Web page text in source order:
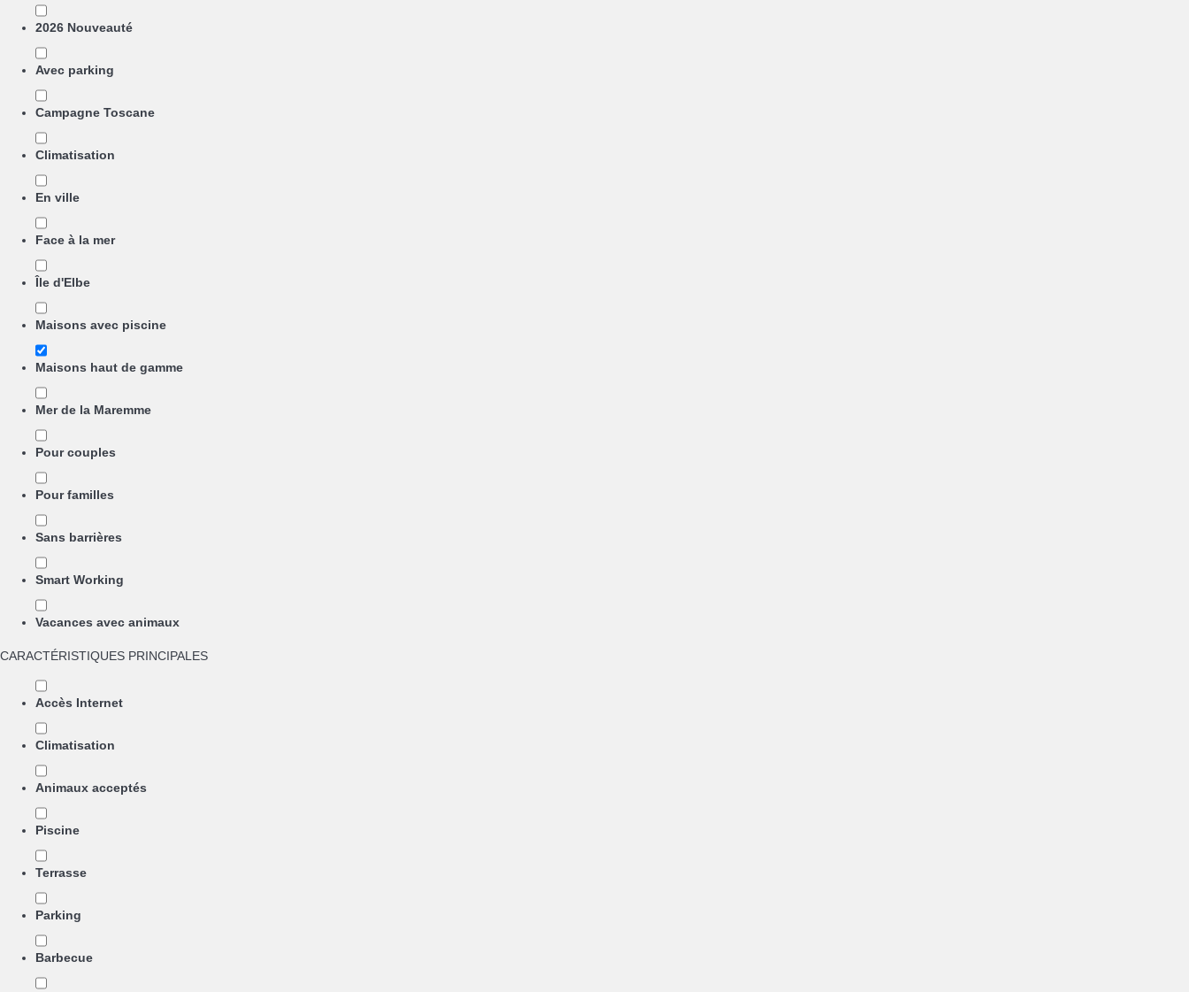
2026 Nouveauté
Avec parking
Campagne Toscane
Climatisation
En ville
Face à la mer
Île d'Elbe
Maisons avec piscine
Maisons haut de gamme
Mer de la Maremme
Pour couples
Pour familles
Sans barrières
Smart Working
Vacances avec animaux
CARACTÉRISTIQUES PRINCIPALES
Accès Internet
Climatisation
Animaux acceptés
Piscine
Terrasse
Parking
Barbecue